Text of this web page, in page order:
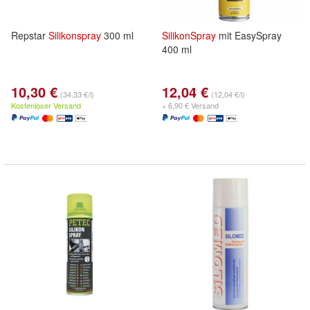
Repstar Silikonspray 300 ml
10,30 € (34,33 €/l)
Kostenloser Versand
SilikonSpray mit EasySpray
400 ml
12,04 € (12,04 €/l)
+ 6,90 € Versand